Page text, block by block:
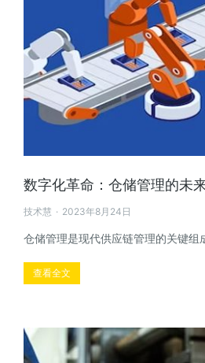
数字化革命：仓储管理的未
技术慧 2023年8月24日
仓储管理是现代供应链管理的关键组
查看全文